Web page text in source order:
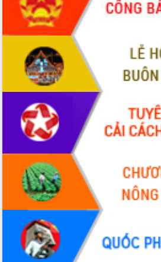
VIDEO
Không có file video nào để phát.
ALBUM ẢNH
LIÊN KẾT WEB